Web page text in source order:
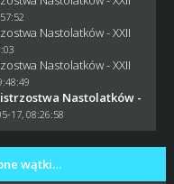
Nastolatków - XXII
Nastolatków - XXII
Nastolatków -
17, 08:26:58
wątki…